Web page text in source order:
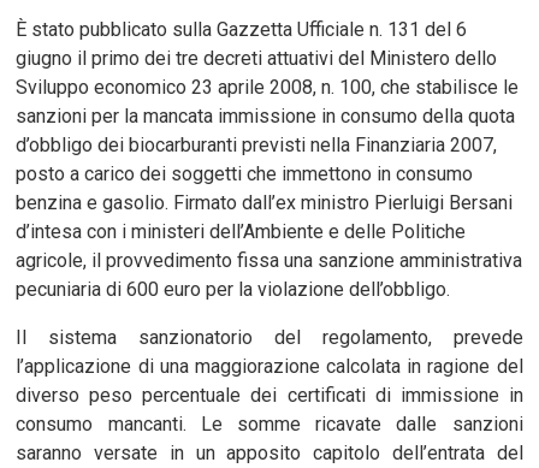
È stato pubblicato sulla Gazzetta Ufficiale n. 131 del 6
giugno il primo dei tre decreti attuativi del Ministero dello
Sviluppo economico 23 aprile 2008, n. 100, che stabilisce le
sanzioni per la mancata immissione in consumo della quota
d’obbligo dei biocarburanti previsti nella Finanziaria 2007,
posto a carico dei soggetti che immettono in consumo
benzina e gasolio. Firmato dall’ex ministro Pierluigi Bersani
d’intesa con i ministeri dell’Ambiente e delle Politiche
agricole, il provvedimento fissa una sanzione amministrativa
pecuniaria di 600 euro per la violazione dell’obbligo.
Il sistema sanzionatorio del regolamento, prevede
l’applicazione di una maggiorazione calcolata in ragione del
diverso peso percentuale dei certificati di immissione in
consumo mancanti. Le somme ricavate dalle sanzioni
saranno versate in un apposito capitolo dell’entrata del